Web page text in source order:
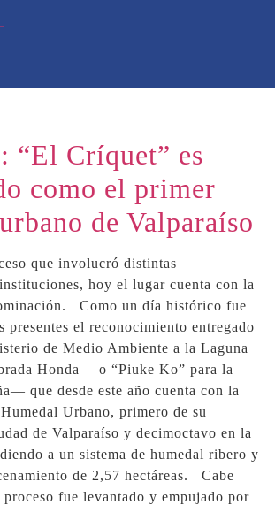
“El Críquet” es
como el primer
de Valparaíso
que involucró distintas
hoy el lugar cuenta con la
Como un día histórico fue
presentes el reconocimiento entregado
de Medio Ambiente a la Laguna
Honda —o “Piuke Ko” para la
que desde este año cuenta con la
Urbano, primero de su
de Valparaíso y decimoctavo en la
a un sistema de humedal ribero y
de 2,57 hectáreas. Cabe
proceso fue levantado y empujado por
herramientas